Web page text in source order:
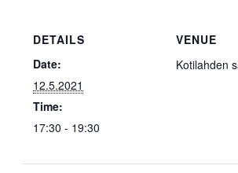
DETAILS
Date:
12.5.2021
Time:
17:30 - 19:30
VENUE
Kotilahden